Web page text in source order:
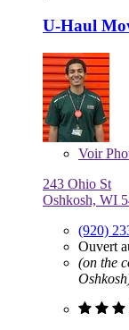
U-Haul
Voir
243 Ohio St
Oshkosh, WI
(920)
Ouvert
(on the